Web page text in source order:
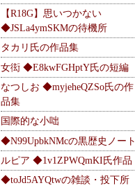
【R18G】思いつかない
◆JSLa4ymSKMの待機所
タカリ氏の作品集
女衒 ◆E8kwFGHptY氏の短編
なつしお ◆myjeheQZSo氏の作
品集
国際的な小咄
◆N99UpbkNMcの黒歴史ノート
ルピア ◆1v1ZPWQmKI氏作品
◆toJd5AYQtwの雑談・投下所